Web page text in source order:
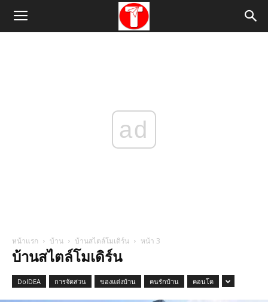
ad
หน้าแรก บ้าน บ้านสไตล์โมเดิร์น หน้า 3
บ้านสไตล์โมเดิร์น
DoIDEA การจัดสวน ของแต่งบ้าน คนรักบ้าน คอนโด